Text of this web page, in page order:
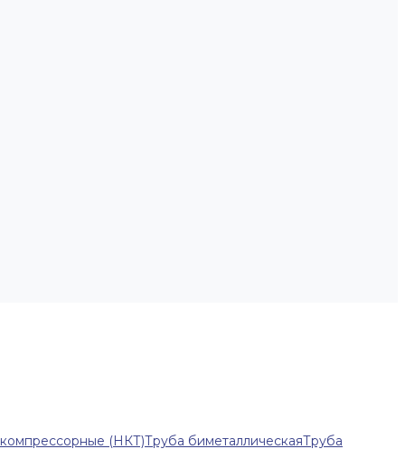
(НКТ)Труба биметаллическаяТруба